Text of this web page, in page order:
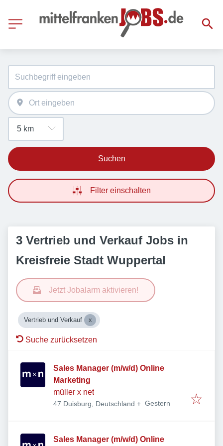
Suchen
Filter einschalten
3 Vertrieb und Verkauf Jobs in
Kreisfreie Stadt Wuppertal
Jetzt Jobalarm aktivieren!
Vertrieb und Verkauf
Suche zurücksetzen
Sales Manager (m/w/d) Online
Marketing
müller x net
47 Duisburg, Deutschland + Veröffentlicht
Gestern
Sales Manager (m/w/d) Online